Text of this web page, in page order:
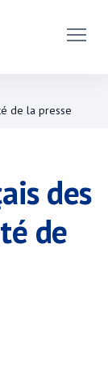
de la presse
des
de